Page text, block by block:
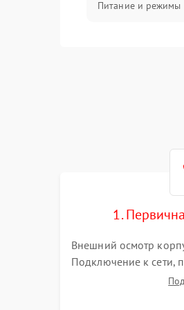
Питание и режимы
1.
Внешний осмотр
Подключение к сети,
звуковых сигналов и